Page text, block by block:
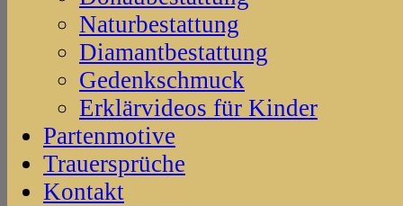
Naturbestattung
Diamantbestattung
Gedenkschmuck
Erklärvideos für Kinder
Partenmotive
Trauersprüche
Kontakt